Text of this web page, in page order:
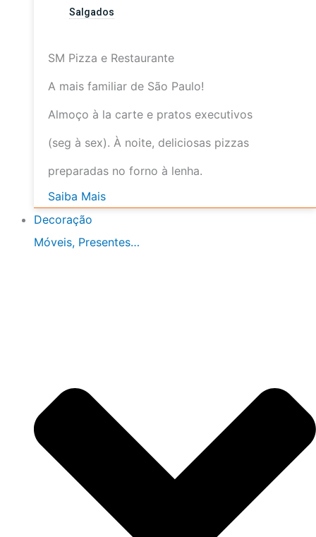
Salgados
SM Pizza e Restaurante
A mais familiar de São Paulo!
Almoço à la carte e pratos executivos
(seg à sex). À noite, deliciosas pizzas
preparadas no forno à lenha.
Saiba Mais
Decoração
Móveis, Presentes…